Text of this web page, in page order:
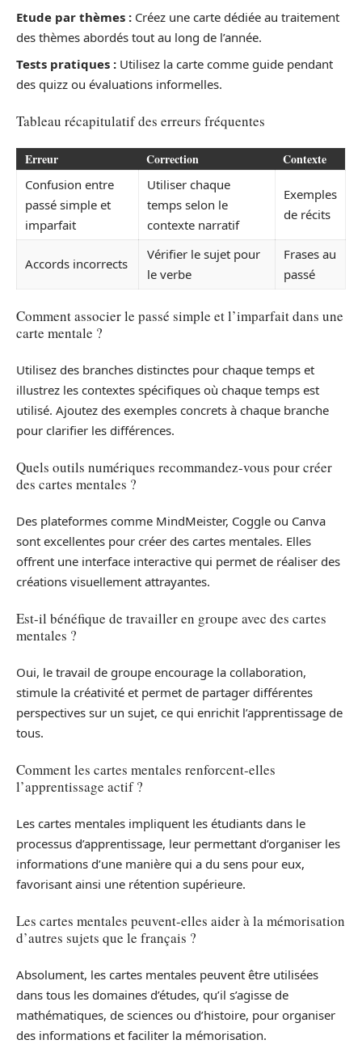
Etude par thèmes : Créez une carte dédiée au traitement
des thèmes abordés tout au long de l’année.
Tests pratiques : Utilisez la carte comme guide pendant
des quizz ou évaluations informelles.
Tableau récapitulatif des erreurs fréquentes
Erreur Correction Contexte
Confusion entre
passé simple et
imparfait
Utiliser chaque
temps selon le
contexte narratif
Exemples
de récits
Accords incorrects
Vérifier le sujet pour
le verbe
Frases au
passé
Comment associer le passé simple et l’imparfait dans une
carte mentale ?
Utilisez des branches distinctes pour chaque temps et
illustrez les contextes spécifiques où chaque temps est
utilisé. Ajoutez des exemples concrets à chaque branche
pour clarifier les différences.
Quels outils numériques recommandez-vous pour créer
des cartes mentales ?
Des plateformes comme MindMeister, Coggle ou Canva
sont excellentes pour créer des cartes mentales. Elles
offrent une interface interactive qui permet de réaliser des
créations visuellement attrayantes.
Est-il bénéfique de travailler en groupe avec des cartes
mentales ?
Oui, le travail de groupe encourage la collaboration,
stimule la créativité et permet de partager différentes
perspectives sur un sujet, ce qui enrichit l’apprentissage de
tous.
Comment les cartes mentales renforcent-elles
l’apprentissage actif ?
Les cartes mentales impliquent les étudiants dans le
processus d’apprentissage, leur permettant d’organiser les
informations d’une manière qui a du sens pour eux,
favorisant ainsi une rétention supérieure.
Les cartes mentales peuvent-elles aider à la mémorisation
d’autres sujets que le français ?
Absolument, les cartes mentales peuvent être utilisées
dans tous les domaines d’études, qu’il s’agisse de
mathématiques, de sciences ou d’histoire, pour organiser
des informations et faciliter la mémorisation.